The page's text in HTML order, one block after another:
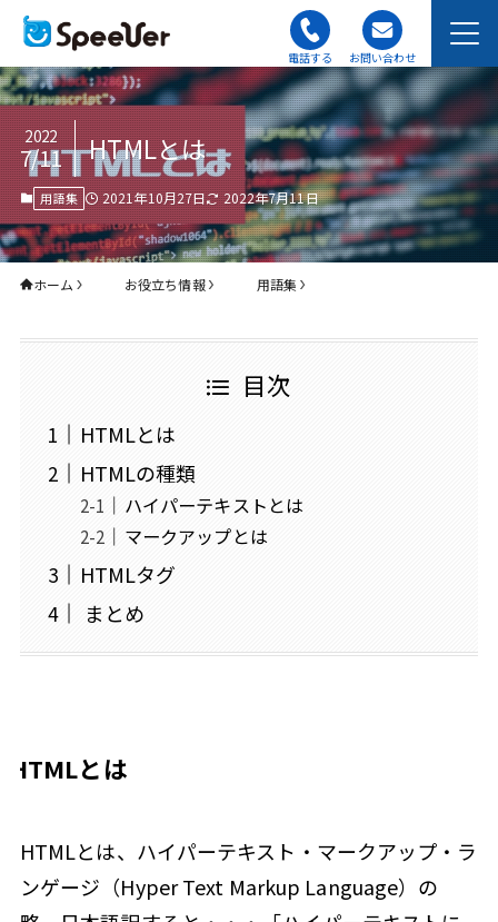
電話する お問い合わせ
HTMLとは
2022
7/11
用語集 2021年10月27日 2022年7月11日
ホーム お役立ち情報 用語集
目次
HTMLとは
HTMLの種類
ハイパーテキストとは
マークアップとは
HTMLタグ
まとめ
HTMLとは
HTMLとは、ハイパーテキスト・マークアップ・ラ
ンゲージ（Hyper Text Markup Language）の